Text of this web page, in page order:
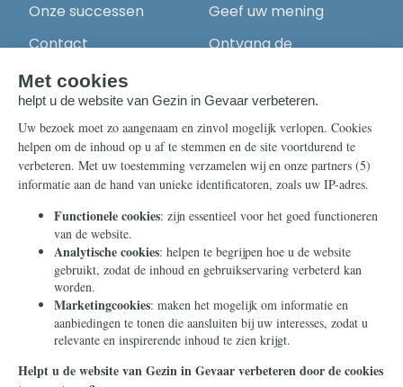
Onze successen
Contact
Geef uw mening
Ontvang de
Steun ons
Nieuwsbrief
Eenmalig
Maandelijks
Periodiek
Nalaten
Zelf overschrijven
Info
Contact
Ontvang onze
Telegram-berichten